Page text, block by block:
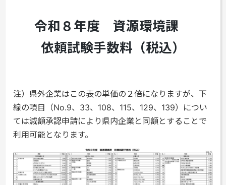
令和８年度 資源環境課
依頼試験手数料（税込）
注）県外企業はこの表の単価の２倍になりますが、下
線の項目（No.9、33、108、115、129、139）につい
ては減額承認申請により県内企業と同額とすることで
利用可能となります。